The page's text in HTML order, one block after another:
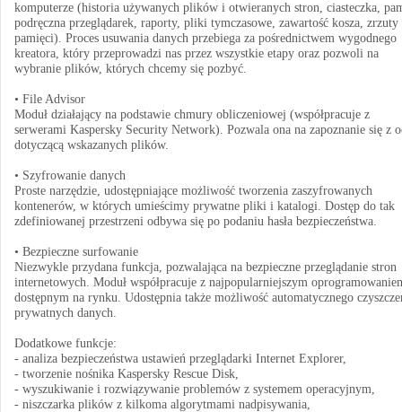
komputerze (historia używanych plików i otwieranych stron, ciasteczka,
podręczna przeglądarek, raporty, pliki tymczasowe, zawartość kosza, zrzuty
pamięci). Proces usuwania danych przebiega za pośrednictwem wygodnego
kreatora, który przeprowadzi nas przez wszystkie etapy oraz pozwoli na
wybranie plików, których chcemy się pozbyć.
• File Advisor
Moduł działający na podstawie chmury obliczeniowej (współpracuje z
serwerami Kaspersky Security Network). Pozwala ona na zapoznanie się z
dotyczącą wskazanych plików.
• Szyfrowanie danych
Proste narzędzie, udostępniające możliwość tworzenia zaszyfrowanych
kontenerów, w których umieścimy prywatne pliki i katalogi. Dostęp do tak
zdefiniowanej przestrzeni odbywa się po podaniu hasła bezpieczeństwa.
• Bezpieczne surfowanie
Niezwykle przydana funkcja, pozwalająca na bezpieczne przeglądanie stron
internetowych. Moduł współpracuje z najpopularniejszym
dostępnym na rynku. Udostępnia także możliwość automatycznego
prywatnych danych.
Dodatkowe funkcje:
- analiza bezpieczeństwa ustawień przeglądarki Internet Explorer,
- tworzenie nośnika Kaspersky Rescue Disk,
- wyszukiwanie i rozwiązywanie problemów z systemem operacyjnym,
- niszczarka plików z kilkoma algorytmami nadpisywania,